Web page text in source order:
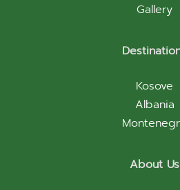
Gallery
Kosove
Albania
About Us